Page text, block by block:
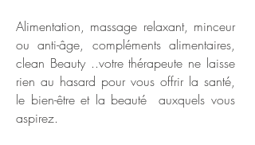
Alimentation, massage relaxant, minceur
ou anti-âge, compléments alimentaires,
clean Beauty ..votre thérapeute ne laisse
rien au hasard pour vous offrir la santé,
le bien-être et la beauté auxquels vous
aspirez.